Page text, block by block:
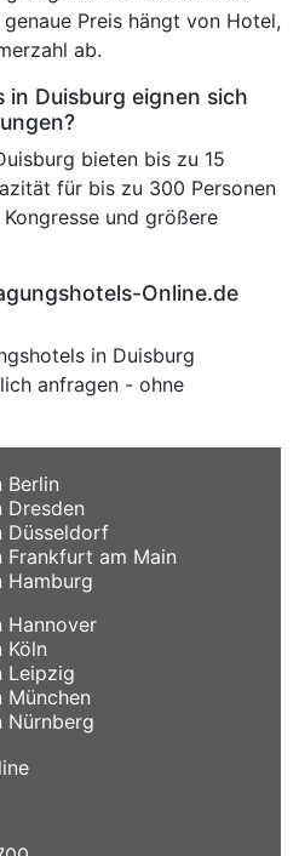
Preis hängt von Hotel,
ab.
in Duisburg eignen sich
bieten bis zu 15
für bis zu 300 Personen
und größere
Online.de
in Duisburg
anfragen - ohne
Berlin
Dresden
Düsseldorf
Frankfurt am Main
Hamburg
Hannover
Köln
Leipzig
München
Nürnberg